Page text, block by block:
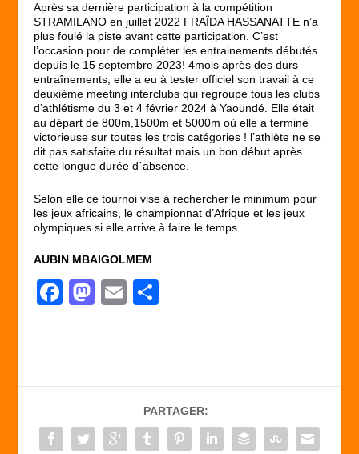
Après sa dernière participation à la compétition
STRAMILANO en juillet 2022 FRAÏDA HASSANATTE n’a
plus foulé la piste avant cette participation. C’est
l’occasion pour de compléter les entrainements débutés
depuis le 15 septembre 2023! 4mois après des durs
entraînements, elle a eu à tester officiel son travail à ce
deuxième meeting interclubs qui regroupe tous les clubs
d’athlétisme du 3 et 4 février 2024 à Yaoundé. Elle était
au départ de 800m,1500m et 5000m où elle a terminé
victorieuse sur toutes les trois catégories ! l’athlète ne se
dit pas satisfaite du résultat mais un bon début après
cette longue durée d´absence.
Selon elle ce tournoi vise à rechercher le minimum pour
les jeux africains, le championnat d’Afrique et les jeux
olympiques si elle arrive à faire le temps.
AUBIN MBAIGOLMEM
F
b
o
o
M
d
o
n
E
er
PARTAGER: